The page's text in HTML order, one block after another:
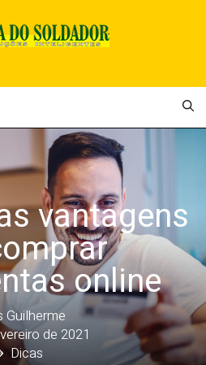
vantagens
online
Guilherme
de 2021
Dicas